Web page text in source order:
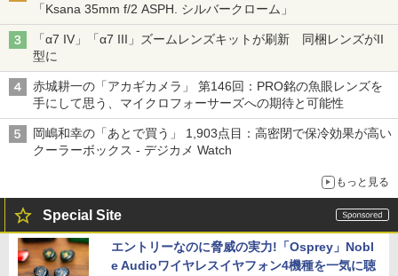
「Ksana 35mm f/2 ASPH. シルバークローム」
「α7 IV」「α7 III」ズームレンズキットが刷新 同梱レンズがII
型に
赤城耕一の「アカギカメラ」 第146回：PRO銘の魚眼レンズを
手にして思う、マイクロフォーサーズへの期待と可能性
岡嶋和幸の「あとで買う」 1,903点目：高密閉で保冷効果が高い
クーラーボックス - デジカメ Watch
もっと見る
Special Site
エントリーなのに脅威の実力!「Osprey」Nobl
e Audioワイヤレスイヤフォン4機種を一気に聴